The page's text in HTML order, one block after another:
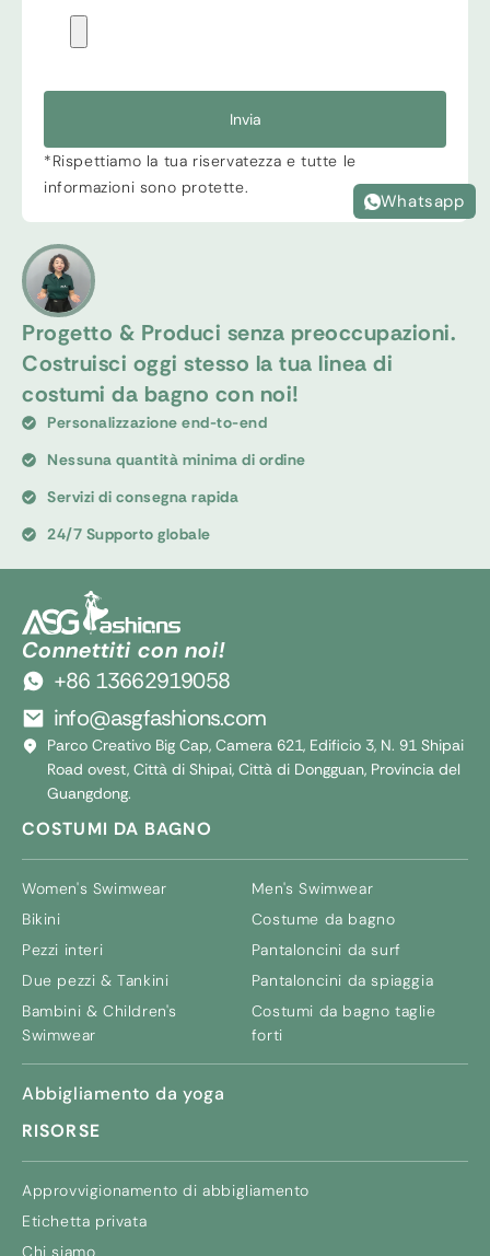
Progetto & Produci senza preoccupazioni.
Costruisci oggi stesso la tua linea di
costumi da bagno con noi!
Personalizzazione end-to-end
Nessuna quantità minima di ordine
Servizi di consegna rapida
24/7 Supporto globale
Invia
*Rispettiamo la tua riservatezza e tutte le
informazioni sono protette.
Connettiti con noi!
+86 13662919058
info@asgfashions.com
Parco Creativo Big Cap, Camera 621, Edificio 3, N. 91 Shipai
Road ovest, Città di Shipai, Città di Dongguan, Provincia del
Guangdong.
COSTUMI DA BAGNO
Women's Swimwear
Bikini
Pezzi interi
Due pezzi & Tankini
Bambini & Children's
Swimwear
Men's Swimwear
Costume da bagno
Pantaloncini da surf
Pantaloncini da spiaggia
Costumi da bagno taglie
forti
Abbigliamento da yoga
RISORSE
Approvvigionamento di abbigliamento
Etichetta privata
Chi siamo
Whatsapp